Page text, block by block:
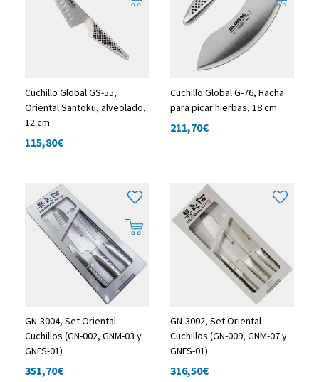
Cuchillo Global GS-55,
Oriental Santoku, alveolado,
12 cm
115,80€
Cuchillo Global G-76, Hacha
para picar hierbas, 18 cm
211,70€
GN-3004, Set Oriental
Cuchillos (GN-002, GNM-03 y
GNFS-01)
351,70€
GN-3002, Set Oriental
Cuchillos (GN-009, GNM-07 y
GNFS-01)
316,50€